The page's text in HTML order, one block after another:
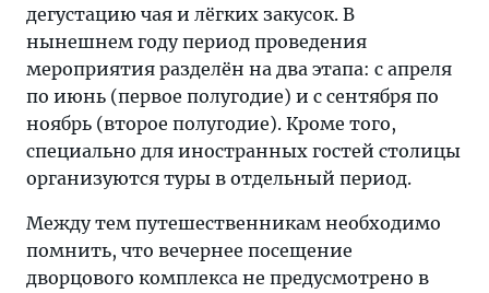
дегустацию чая и лёгких закусок. В
нынешнем году период проведения
мероприятия разделён на два этапа: с апреля
по июнь (первое полугодие) и с сентября по
ноябрь (второе полугодие). Кроме того,
специально для иностранных гостей столицы
организуются туры в отдельный период.
Между тем путешественникам необходимо
помнить, что вечернее посещение
дворцового комплекса не предусмотрено в